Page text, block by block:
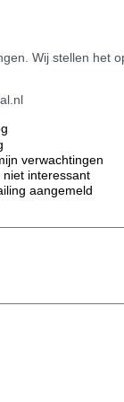
Wij stellen het
verwachtingen
interessant
aangemeld